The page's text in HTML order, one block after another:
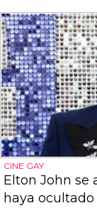
CINE GAY
Elton John se
haya